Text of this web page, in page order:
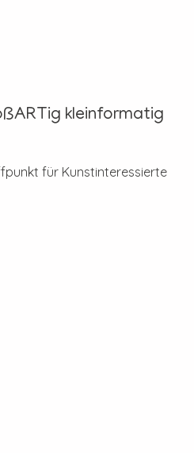
kleinformatig
für Kunstinteressierte